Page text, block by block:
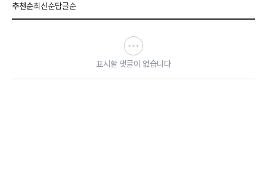
추천순최신순답글순
표시할 댓글이 없습니다